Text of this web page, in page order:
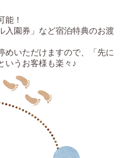
能！
入園券」など宿泊特典のお渡
めいただけますので、「先に
いうお客様も楽々♪